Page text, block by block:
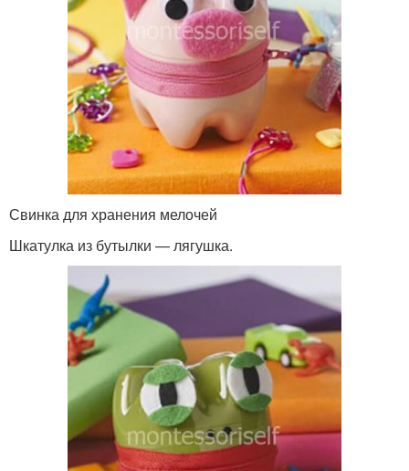
Свинка для хранения мелочей
Шкатулка из бутылки — лягушка.